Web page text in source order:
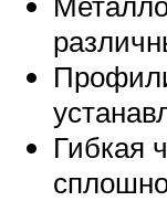
Гибкая